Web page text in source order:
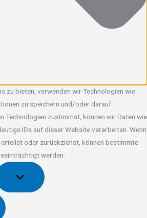
zu bieten, verwenden wir Technologien wie
zu speichern und/oder darauf
Technologien zustimmst, können wir Daten wie
IDs auf dieser Website verarbeiten. Wenn
oder zurückziehst, können bestimmte
werden.